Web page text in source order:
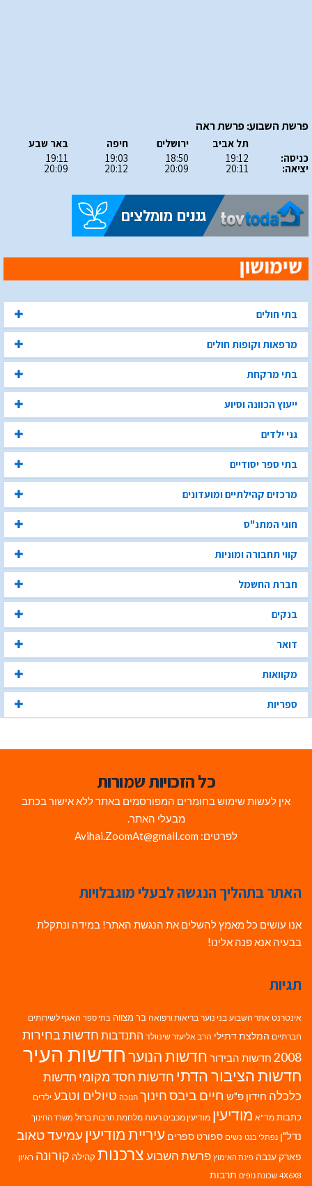
פרשת השבוע: פרשת ראה
כניסה:
יציאה:
תל אביב
19:12
20:11
ירושלים
18:50
20:09
חיפה
19:03
20:12
באר שבע
19:11
20:09
בתי חולים
מרפאות וקופות חולים
בתי מרקחת
ייעוץ הכוונה וסיוע
גני ילדים
בתי ספר יסודיים
מרכזים קהילתיים ומועדונים
חוגי המתנ"ס
קווי תחבורה ומוניות
חברת החשמל
בנקים
דואר
מקוואות
ספריות
כל הזכויות שמורות
אין לעשות שימוש בחומרים המפורסמים באתר ללא אישור בכתב
מבעלי האתר.
לפרטים: Avihai.ZoomAt@gmail.com
האתר בתהליך הנגשה לבעלי מוגבלויות
אנו עושים כל מאמץ להשלים את הנגשת האתר! במידה ונתקלת
בבעיה אנא פנה אלינו!
תגיות
אינטרנט אתר השבוע בני נוער בריאות ורפואה בר מצווה בתי ספר האגף לשירותים
חברתיים המלצת דתילי הרב אליעזר שינוולד התנדבות חדשות בחירות
2008 חדשות הבידור חדשות הנוערחדשות העיר
חדשות הציבור הדתי חדשות חסד מקומי חדשות
כלכלה חידון פ"ש חיים ביבסחינוך חנוכה טיולים וטבע ילדים
כתבות מד"א מודיעין מודיעין מכבים רעות מלחמת חרבות ברזל משרד החינוך
נדל"ן נפתלי בנט נשים ספורט ספרים עיריית מודיעין עמיעד טאוב
פארק ענבה פינת האימוץ פרשת השבועצרכנות קהילה קורונה ראיון
4X6X8 שכונת נופים תרבות